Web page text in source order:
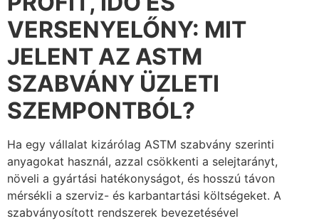
VERSENYELŐNY: MIT
JELENT AZ ASTM
SZABVÁNY ÜZLETI
SZEMPONTBÓL?
Ha egy vállalat kizárólag ASTM szabvány szerinti
anyagokat használ, azzal csökkenti a selejtarányt,
növeli a gyártási hatékonyságot, és hosszú távon
mérsékli a szerviz- és karbantartási költségeket. A
szabványosított rendszerek bevezetésével